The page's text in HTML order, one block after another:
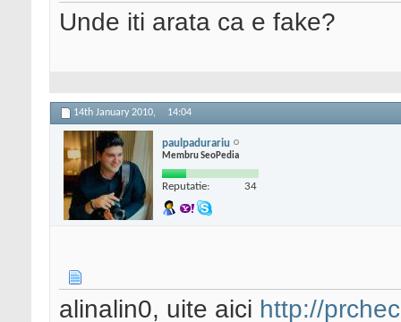
Unde iti arata ca e fake?
14th January 2010, 14:04
paulpadurariu
Membru SeoPedia
Reputatie: 34
alinalin0, uite aici http://